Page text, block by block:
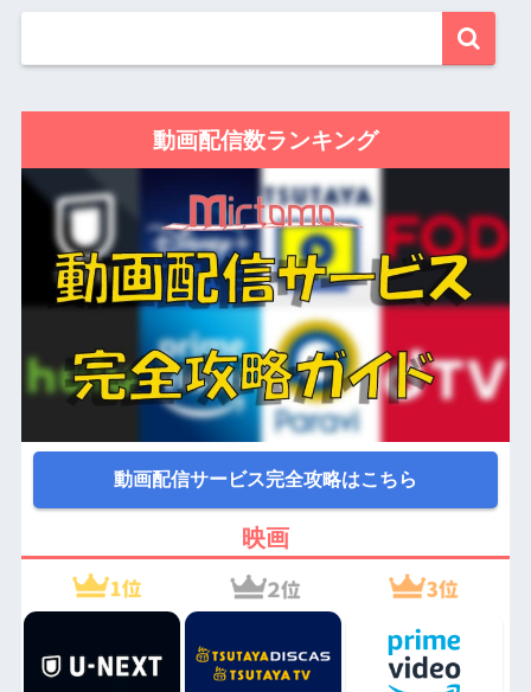
動画配信数ランキング
動画配信サービス完全攻略はこちら
映画